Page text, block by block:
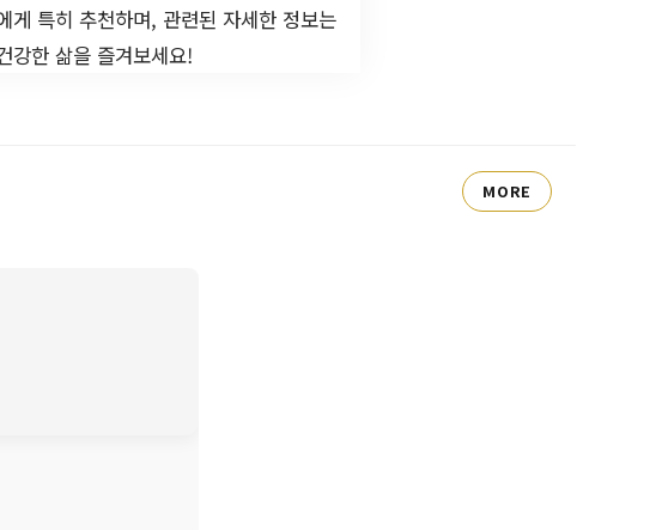
게 특히 추천하며, 관련된 자세한 정보는
강한 삶을 즐겨보세요!
MORE